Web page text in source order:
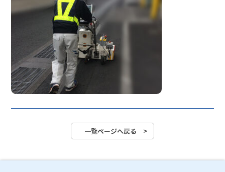
一覧ページへ戻る >